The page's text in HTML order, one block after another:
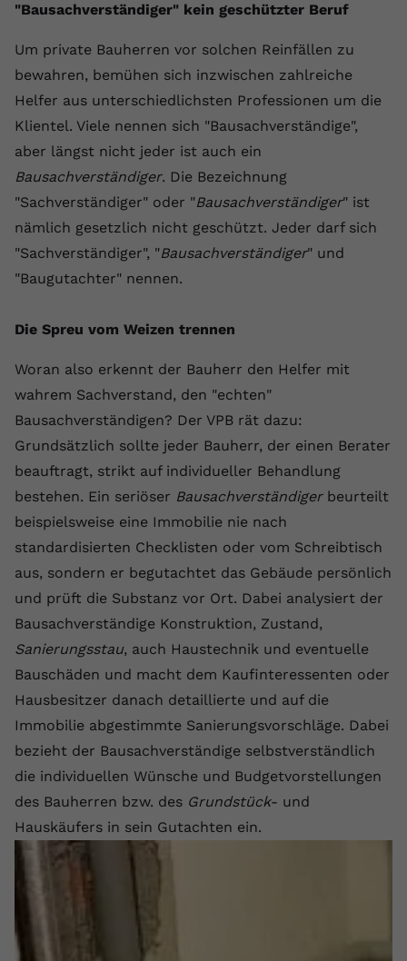
"Bausachverständiger" kein geschützter Beruf
Um private Bauherren vor solchen Reinfällen zu
bewahren, bemühen sich inzwischen zahlreiche
Helfer aus unterschiedlichsten Professionen um die
Klientel. Viele nennen sich "Bausachverständige",
aber längst nicht jeder ist auch ein
Bausachverständiger. Die Bezeichnung
"Sachverständiger" oder "Bausachverständiger" ist
nämlich gesetzlich nicht geschützt. Jeder darf sich
"Sachverständiger", "Bausachverständiger" und
"Baugutachter" nennen.
Die Spreu vom Weizen trennen
Woran also erkennt der Bauherr den Helfer mit
wahrem Sachverstand, den "echten"
Bausachverständigen? Der VPB rät dazu:
Grundsätzlich sollte jeder Bauherr, der einen Berater
beauftragt, strikt auf individueller Behandlung
bestehen. Ein seriöser Bausachverständigerbeurteilt
beispielsweise eine Immobilie nie nach
standardisierten Checklisten oder vom Schreibtisch
aus, sondern er begutachtet das Gebäude persönlich
und prüft die Substanz vor Ort. Dabei analysiert der
Bausachverständige Konstruktion, Zustand,
Sanierungsstau, auch Haustechnik und eventuelle
Bauschäden und macht dem Kaufinteressenten oder
Hausbesitzer danach detaillierte und auf die
Immobilie abgestimmte Sanierungsvorschläge. Dabei
bezieht der Bausachverständige selbstverständlich
die individuellen Wünsche und Budgetvorstellungen
des Bauherren bzw. des Grundstück- und
Hauskäufers in sein Gutachten ein.
Laufzeit 1 Jahr
Zweck
Dieser Wert speichert Ihre Consent-
zufällig generierte ID, für die
historische Speicherung Ihrer
vorgenommen Einstellungen, falls der
Webseiten-Betreiber dies eingestellt
hat.
Name fe_typo_user
Anbieter VPB.de
Dieses Cookie wird verwendet, um die
Benutzereinstellungen zu ermöglichen.
Zweck
wiederzuerkennen und statistische
Website zu erfassen.
Name _gcl au
Anbieter Google Ads
Laufzeit 90 Tage
Zweck
Wird von Google Ads für das
Conversion-Tracking verwendet, um
Werbeklicks der Nutzung auf unserer
Website zuzuordnen.
Cookie-Informationen anzeigen
Externe Inhalte
Wir verwenden auf unserer Website externe Inhalte,
um Ihnen zusätzliche Informationen anzubieten.
Name vuid
Anbieter vimeo.com
2 Jahre
Vimeo installiert dieses Cookie, um
setzt.
Name CONSENT
Anbieter youtube.com
Laufzeit 2 Jahre
Zweck
YouTube setzt dieses Cookie über
eingebettete YouTube-Videos und
registriert anonyme statistische Daten.
Name yt-remote-device-id
Anbieter Youtube.com
Laufzeit Session
Zweck
YouTube setzt diesen Cookie, um die
Videopräferenzen des Benutzers zu
speichern, der eingebettete YouTube-
Videos verwendet.
Name yt.innertube::requests
Anbieter
Session
Cookie-Informationen anzeigen